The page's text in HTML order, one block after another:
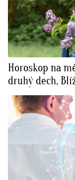
Horoskop na
druhý dech,